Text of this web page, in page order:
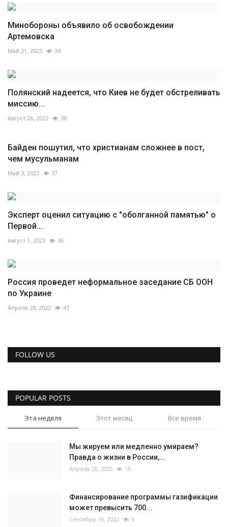
Минобороны объявило об освобождении
Артемовска
Май 21, 2023 39
Полянский надеется, что Киев не будет обстреливать
миссию...
Август 26, 2022 38
Байден пошутил, что христианам сложнее в пост,
чем мусульманам
Май 3, 2022 37
Эксперт оценил ситуацию с "оболганной памятью" о
Первой...
Август 1, 2023 36
Россия проведет неформальное заседание СБ ООН
по Украине
Апреля 28, 2022 43
FOLLOW US
POPULAR POSTS
Эта неделя Этот месяц Все время
Мы жируем или медленно умираем?
Правда о жизни в России,...
Апреля 28, 2025 10
Финансирование программы газификации
может превысить 700...
Сентябрь 16, 2022 9